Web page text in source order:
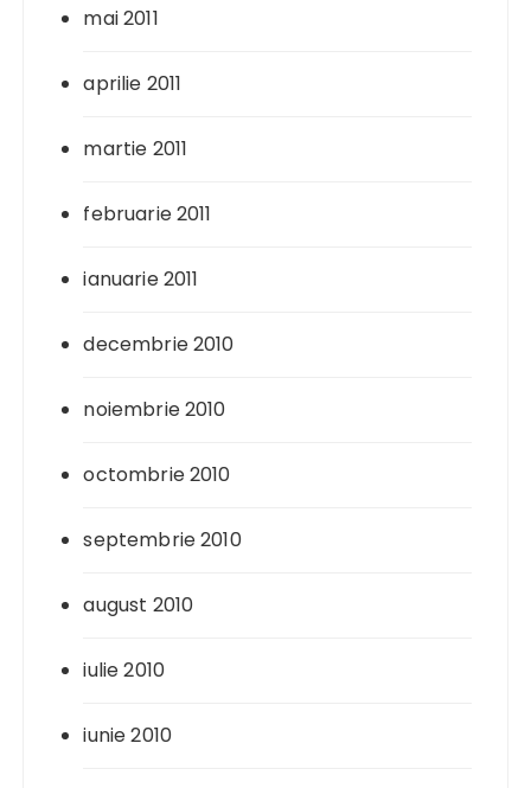
mai 2011
aprilie 2011
martie 2011
februarie 2011
ianuarie 2011
decembrie 2010
noiembrie 2010
octombrie 2010
septembrie 2010
august 2010
iulie 2010
iunie 2010